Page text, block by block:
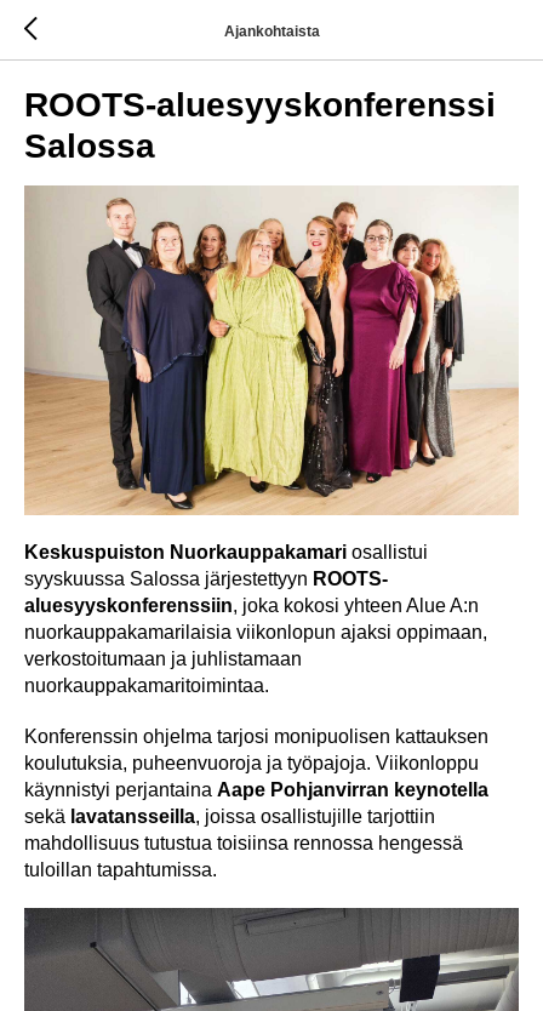
Ajankohtaista
ROOTS-aluesyyskonferenssi
Salossa
Keskuspuiston Nuorkauppakamari osallistui
syyskuussa Salossa järjestettyyn ROOTS-
aluesyyskonferenssiin, joka kokosi yhteen Alue A:n
nuorkauppakamarilaisia viikonlopun ajaksi oppimaan,
verkostoitumaan ja juhlistamaan
nuorkauppakamaritoimintaa.
Konferenssin ohjelma tarjosi monipuolisen kattauksen
koulutuksia, puheenvuoroja ja työpajoja. Viikonloppu
käynnistyi perjantaina Aape Pohjanvirran keynotella
sekä lavatansseilla, joissa osallistujille tarjottiin
mahdollisuus tutustua toisiinsa rennossa hengessä
tuloillan tapahtumissa.